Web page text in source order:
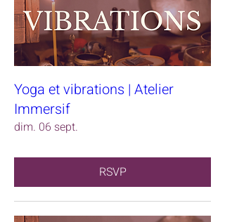
Yoga et vibrations | Atelier
Immersif
dim. 06 sept.
RSVP